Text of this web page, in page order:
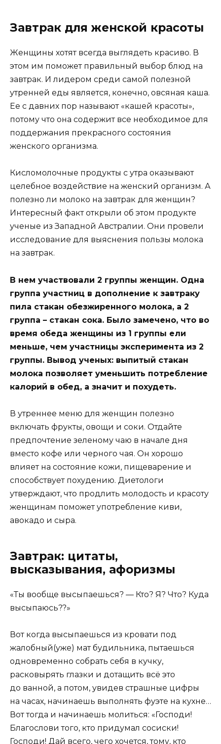
Завтрак для женской красоты
Женщины хотят всегда выглядеть красиво. В
этом им поможет правильный выбор блюд на
завтрак. И лидером среди самой полезной
утренней еды является, конечно, овсяная каша.
Ее с давних пор называют «кашей красоты»,
потому что она содержит все необходимое для
поддержания прекрасного состояния
женского организма.
Кисломолочные продукты с утра оказывают
целебное воздействие на женский организм. А
полезно ли молоко на завтрак для женщин?
Интересный факт открыли об этом продукте
ученые из Западной Австралии. Они провели
исследование для выяснения пользы молока
на завтрак.
В нем участвовали 2 группы женщин. Одна
группа участниц в дополнение к завтраку
пила стакан обезжиренного молока, а 2
группа – стакан сока. Было замечено, что во
время обеда женщины из 1 группы ели
меньше, чем участницы эксперимента из 2
группы. Вывод ученых: выпитый стакан
молока позволяет уменьшить потребление
калорий в обед, а значит и похудеть.
В утреннее меню для женщин полезно
включать фрукты, овощи и соки. Отдайте
предпочтение зеленому чаю в начале дня
вместо кофе или черного чая. Он хорошо
влияет на состояние кожи, пищеварение и
способствует похудению. Диетологи
утверждают, что продлить молодость и красоту
женщинам поможет употребление киви,
авокадо и сыра.
Завтрак: цитаты,
высказывания, афоризмы
«Ты вообще высыпаешься? — Кто? Я? Что? Куда
высыпаюсь??»
Вот когда высыпаешься из кровати под
жалобный(уже) мат будильника, пытаешься
одновременно собрать себя в кучку,
расковырять глазки и дотащить всё это
до ванной, а потом, увидев страшные цифры
на часах, начинаешь выполнять фуэте на кухне…
Вот тогда и начинаешь молиться: «Господи!
Благослови того, кто придумал сосиски!
Господи! Дай всего, чего хочется, тому, кто